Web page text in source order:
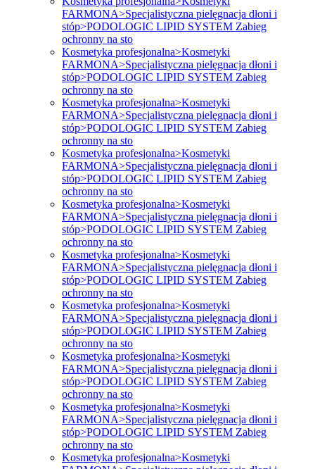
FARMONA>Specjalistyczna pielęgnacja dłoni i
stóp>PODOLOGIC LIPID SYSTEM Zabieg
ochronny na sto
Kosmetyka profesjonalna>Kosmetyki
FARMONA>Specjalistyczna pielęgnacja dłoni i
stóp>PODOLOGIC LIPID SYSTEM Zabieg
ochronny na sto
Kosmetyka profesjonalna>Kosmetyki
FARMONA>Specjalistyczna pielęgnacja dłoni i
stóp>PODOLOGIC LIPID SYSTEM Zabieg
ochronny na sto
Kosmetyka profesjonalna>Kosmetyki
FARMONA>Specjalistyczna pielęgnacja dłoni i
stóp>PODOLOGIC LIPID SYSTEM Zabieg
ochronny na sto
Kosmetyka profesjonalna>Kosmetyki
FARMONA>Specjalistyczna pielęgnacja dłoni i
stóp>PODOLOGIC LIPID SYSTEM Zabieg
ochronny na sto
Kosmetyka profesjonalna>Kosmetyki
FARMONA>Specjalistyczna pielęgnacja dłoni i
stóp>PODOLOGIC LIPID SYSTEM Zabieg
ochronny na sto
Kosmetyka profesjonalna>Kosmetyki
FARMONA>Specjalistyczna pielęgnacja dłoni i
stóp>PODOLOGIC LIPID SYSTEM Zabieg
ochronny na sto
Kosmetyka profesjonalna>Kosmetyki
FARMONA>Specjalistyczna pielęgnacja dłoni i
stóp>PODOLOGIC LIPID SYSTEM Zabieg
ochronny na sto
Kosmetyka profesjonalna>Kosmetyki
FARMONA>Specjalistyczna pielęgnacja dłoni i
stóp>PODOLOGIC LIPID SYSTEM Zabieg
ochronny na sto
Kosmetyka profesjonalna>Kosmetyki